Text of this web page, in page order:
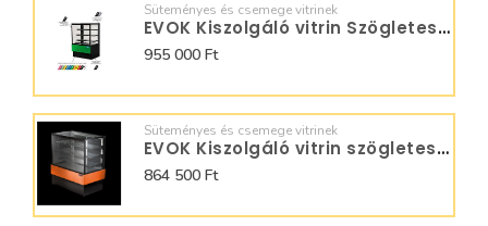
Süteményes és csemege vitrinek
EVOK Kiszolgáló vitrin Szögletes kivitel
955 000 Ft
Süteményes és csemege vitrinek
EVOK Kiszolgáló vitrin szögletes kivitel T889553
864 500 Ft